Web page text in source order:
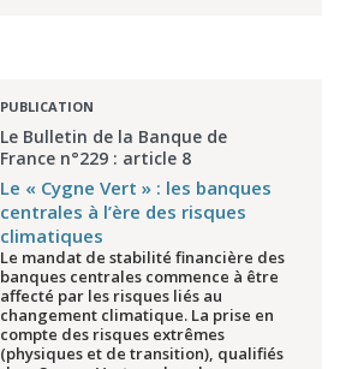
PUBLICATION
Le Bulletin de la Banque de
France n°229 : article 8
Le « Cygne Vert » : les banques
centrales à l’ère des risques
climatiques
Le mandat de stabilité financière des
banques centrales commence à être
affecté par les risques liés au
changement climatique. La prise en
compte des risques extrêmes
(physiques et de transition), qualifiés